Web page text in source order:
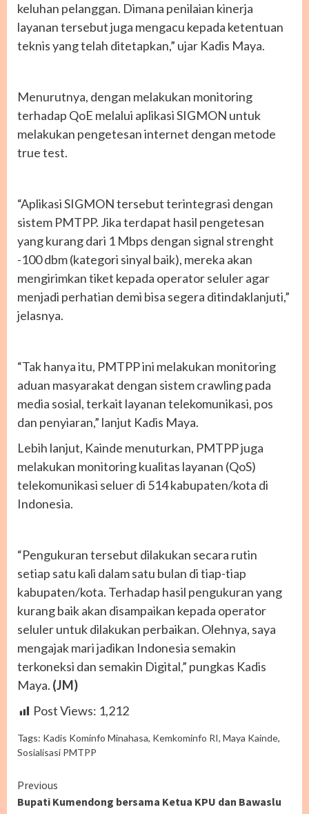
keluhan pelanggan. Dimana penilaian kinerja
layanan tersebut juga mengacu kepada ketentuan
teknis yang telah ditetapkan,” ujar Kadis Maya.
Menurutnya, dengan melakukan monitoring
terhadap QoE melalui aplikasi SIGMON untuk
melakukan pengetesan internet dengan metode
true test.
“Aplikasi SIGMON tersebut terintegrasi dengan
sistem PMTPP. Jika terdapat hasil pengetesan
yang kurang dari 1 Mbps dengan signal strenght
-100 dbm (kategori sinyal baik), mereka akan
mengirimkan tiket kepada operator seluler agar
menjadi perhatian demi bisa segera ditindaklanjuti,”
jelasnya.
“Tak hanya itu, PMTPP ini melakukan monitoring
aduan masyarakat dengan sistem crawling pada
media sosial, terkait layanan telekomunikasi, pos
dan penyiaran,” lanjut Kadis Maya.
Lebih lanjut, Kainde menuturkan, PMTPP juga
melakukan monitoring kualitas layanan (QoS)
telekomunikasi seluer di 514 kabupaten/kota di
Indonesia.
“Pengukuran tersebut dilakukan secara rutin
setiap satu kali dalam satu bulan di tiap-tiap
kabupaten/kota. Terhadap hasil pengukuran yang
kurang baik akan disampaikan kepada operator
seluler untuk dilakukan perbaikan. Olehnya, saya
mengajak mari jadikan Indonesia semakin
terkoneksi dan semakin Digital,” pungkas Kadis
Maya. (JM)
Post Views: 1,212
Tags: Kadis Kominfo Minahasa, Kemkominfo RI, Maya Kainde,
Sosialisasi PMTPP
Continue
Previous
Bupati Kumendong bersama Ketua KPU dan Bawaslu